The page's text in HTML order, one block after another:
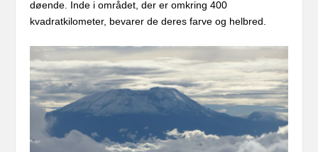
døende. Inde i området, der er omkring 400
kvadratkilometer, bevarer de deres farve og helbred.